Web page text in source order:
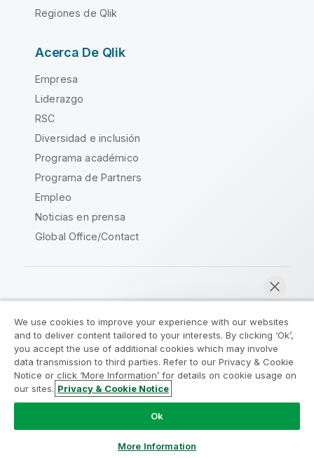
Regiones de Qlik
Acerca De Qlik
Empresa
Liderazgo
RSC
Diversidad e inclusión
Programa académico
Programa de Partners
Empleo
Noticias en prensa
Global Office/Contact
Acuerdos legales
Condiciones del producto
Legal Policies
Política legal
Condiciones de uso
Marcas comerciales
Do Not Share My Info
Copyright © 1993-2026 QlikTech International AB.
We use cookies to improve your experience with our websites
and to deliver content tailored to your interests. By clicking ‘Ok’,
you accept the use of additional cookies which may involve
data transmission to third parties. Refer to our Privacy & Cookie
Notice or click ‘More Information’ for details on cookie usage on
our sites. Privacy & Cookie Notice
Ok
More Information